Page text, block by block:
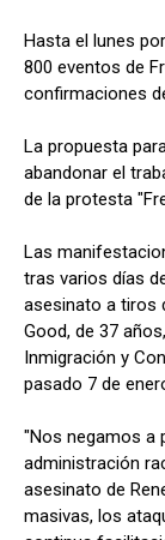
Hasta el lunes
800 eventos de
confirmaciones
La propuesta
abandonar el
de la protesta
Las
tras varios días
asesinato a tiros
Good, de 37
Inmigración y
pasado 7 de
"Nos negamos a
administración
asesinato de
masivas, los